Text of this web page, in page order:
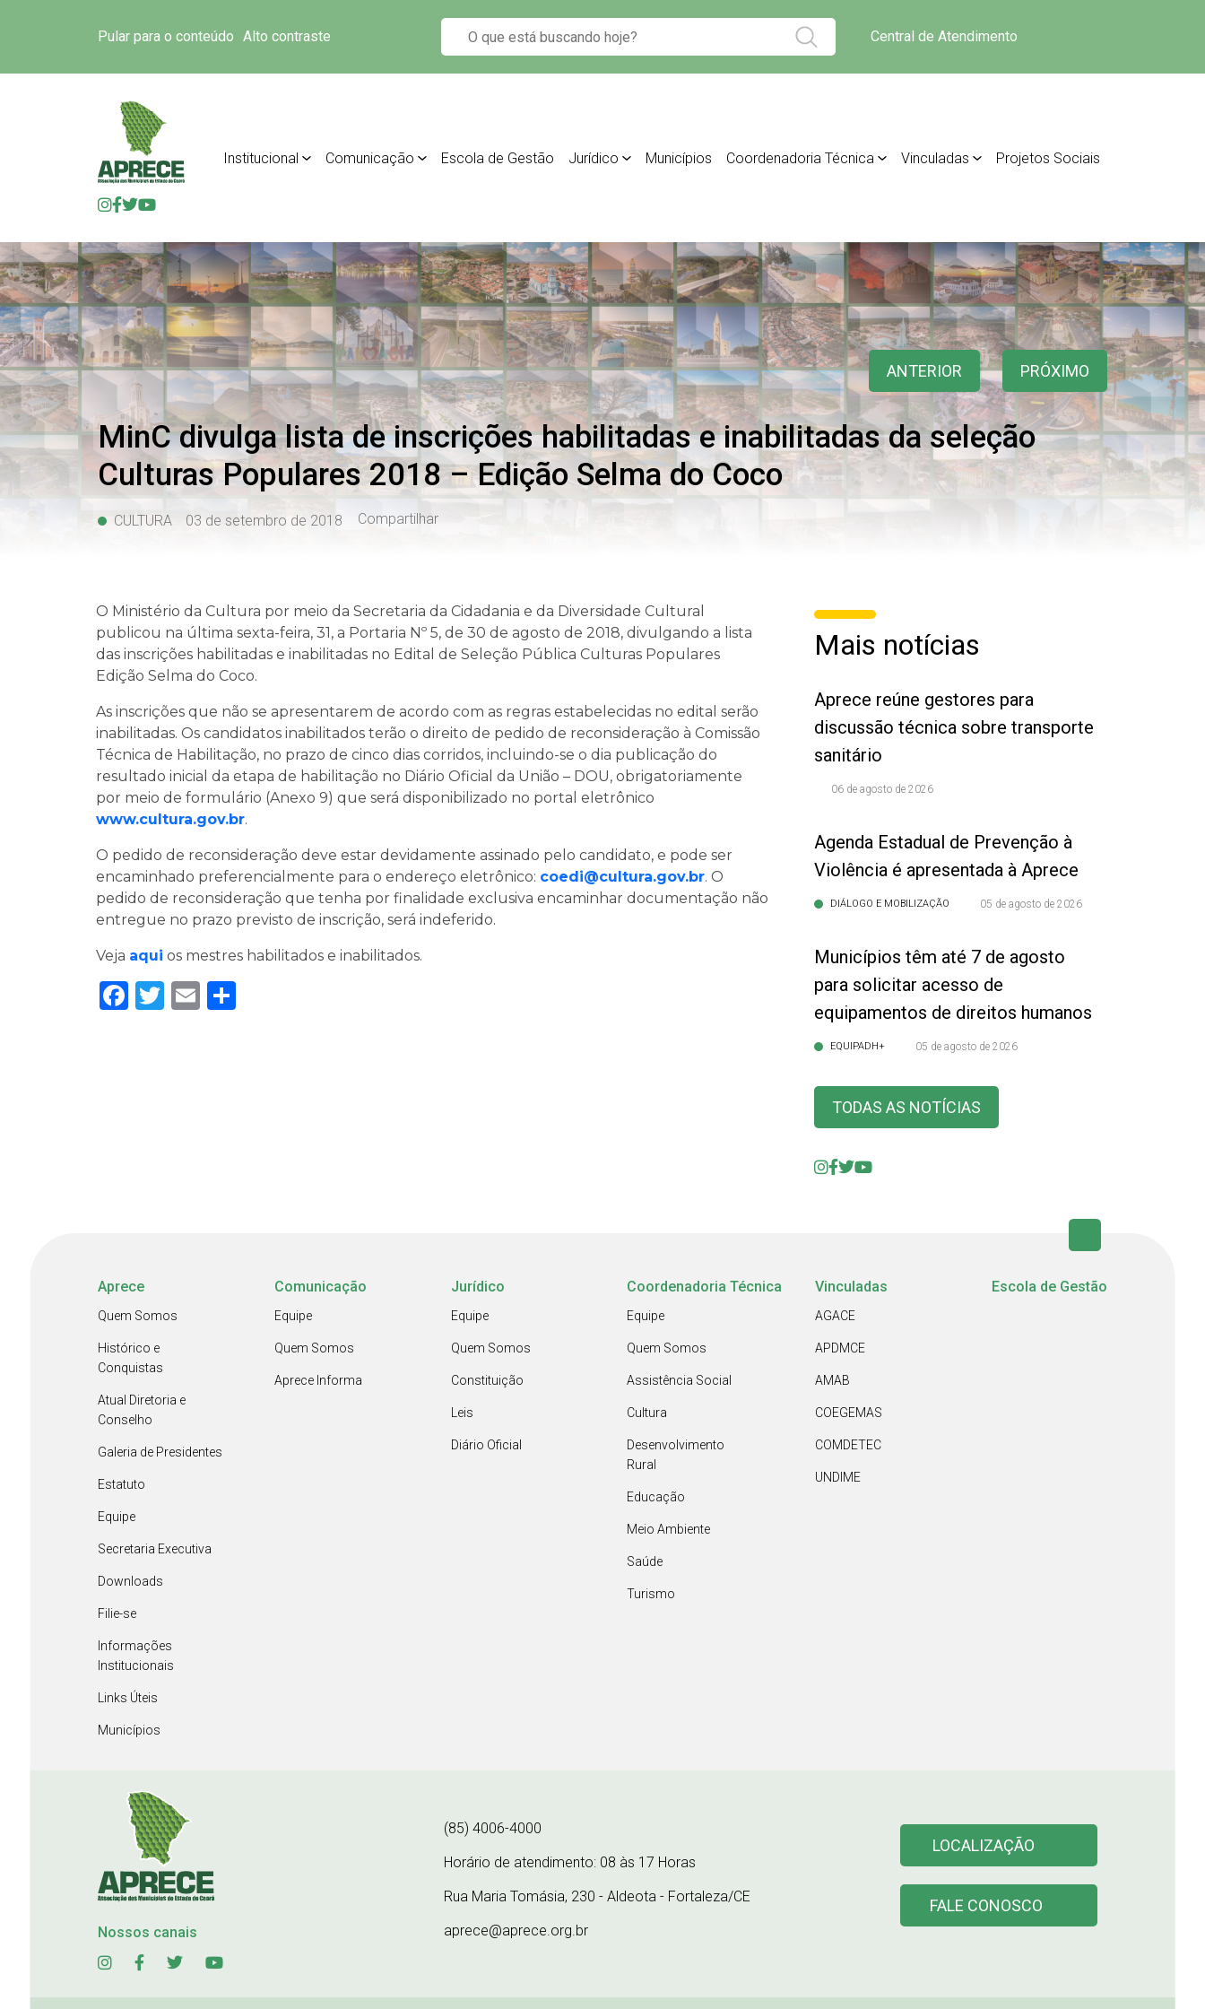
Pular para o conteúdo Alto contraste Central de Atendimento
Institucional Comunicação Escola de Gestão Jurídico Municípios Coordenadoria Técnica Vinculadas Projetos Sociais
ANTERIOR PRÓXIMO
MinC divulga lista de inscrições habilitadas e inabilitadas da seleção
Culturas Populares 2018 – Edição Selma do Coco
CULTURA 03 de setembro de 2018 Compartilhar
O Ministério da Cultura por meio da Secretaria da Cidadania e da Diversidade Cultural
publicou na última sexta-feira, 31, a Portaria Nº 5, de 30 de agosto de 2018, divulgando a lista
das inscrições habilitadas e inabilitadas no Edital de Seleção Pública Culturas Populares
Edição Selma do Coco.
As inscrições que não se apresentarem de acordo com as regras estabelecidas no edital serão
inabilitadas. Os candidatos inabilitados terão o direito de pedido de reconsideração à Comissão
Técnica de Habilitação, no prazo de cinco dias corridos, incluindo-se o dia publicação do
resultado inicial da etapa de habilitação no Diário Oficial da União – DOU, obrigatoriamente
por meio de formulário (Anexo 9) que será disponibilizado no portal eletrônico
www.cultura.gov.br.
O pedido de reconsideração deve estar devidamente assinado pelo candidato, e pode ser
encaminhado preferencialmente para o endereço eletrônico: coedi@cultura.gov.br. O
pedido de reconsideração que tenha por finalidade exclusiva encaminhar documentação não
entregue no prazo previsto de inscrição, será indeferido.
Veja aqui os mestres habilitados e inabilitados.
Facebook
Twitter
Email
Mais notícias
Aprece reúne gestores para
discussão técnica sobre transporte
sanitário
06 de agosto de 2026
Agenda Estadual de Prevenção à
Violência é apresentada à Aprece
DIÁLOGO E MOBILIZAÇÃO 05 de agosto de 2026
Municípios têm até 7 de agosto
para solicitar acesso de
equipamentos de direitos humanos
EQUIPADH+ 05 de agosto de 2026
TODAS AS NOTÍCIAS
Aprece
Quem Somos
Histórico e
Conquistas
Atual Diretoria e
Conselho
Galeria de Presidentes
Estatuto
Equipe
Secretaria Executiva
Downloads
Filie-se
Informações
Institucionais
Links Úteis
Municípios
Comunicação
Equipe
Quem Somos
Aprece Informa
Jurídico
Equipe
Quem Somos
Constituição
Leis
Diário Oficial
Coordenadoria Técnica
Equipe
Quem Somos
Assistência Social
Cultura
Desenvolvimento
Rural
Educação
Meio Ambiente
Saúde
Turismo
Vinculadas
AGACE
APDMCE
AMAB
COEGEMAS
COMDETEC
UNDIME
Escola de Gestão
Nossos canais
(85) 4006-4000
Horário de atendimento: 08 às 17 Horas
Rua Maria Tomásia, 230 - Aldeota - Fortaleza/CE
aprece@aprece.org.br
LOCALIZAÇÃO
FALE CONOSCO